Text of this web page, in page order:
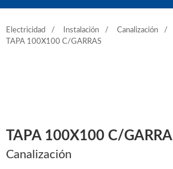
Electricidad Instalación
Canalización
TAPA 100X100 C/GARRAS
TAPA 100X100 C/
Canalización